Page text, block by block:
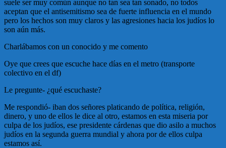
suele ser muy común aunque no tan sea tan sonado, no todos
aceptan que el antisemitismo sea de fuerte influencia en el mundo
pero los hechos son muy claros y las agresiones hacia los judíos lo
son aún más.
Charlábamos con un conocido y me comento
Oye que crees que escuche hace días en el metro (transporte
colectivo en el df)
Le pregunte- ¿qué escuchaste?
Me respondió- iban dos señores platicando de política, religión,
dinero, y uno de ellos le dice al otro, estamos en esta miseria por
culpa de los judíos, ese presidente cárdenas que dio asilo a muchos
judíos en la segunda guerra mundial y ahora por de ellos culpa
estamos así.